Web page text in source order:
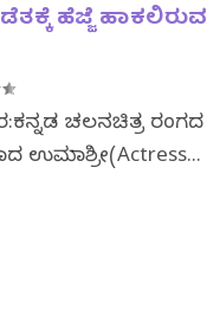
ಹೆಜ್ಜೆ ಹಾಕಲಿರುವ
ಚಲನಚಿತ್ರ ರಂಗದ
ಉಮಾಶ್ರೀ(Actress...